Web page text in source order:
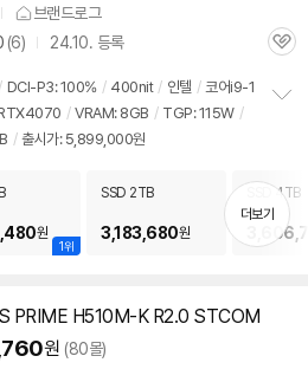
브랜드로그
(상
리
뷰
6) 24.10. 등록
관
/ DCI-P3: 100% / 400nit / 인텔 / 코어i9-1
/ VRAM: 8GB / TGP: 115W /
/ 출시가: 5,899,000원
치
기
1위
원
SSD 2TB
3,183,680원
SSD 4TB
더보기
PRIME H510M-K R2.0 STCOM
원 (80몰)